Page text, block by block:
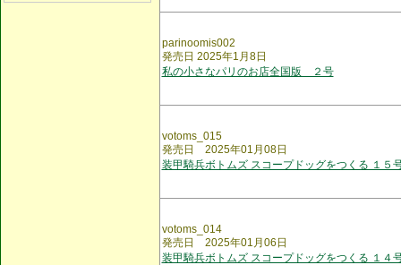
parinoomis002
発売日 2025年1月8日
私の小さなパリのお店全国版 ２号
votoms_015
発売日 2025年01月08日
装甲騎兵ボトムズ スコープドッグをつくる １５
votoms_014
発売日 2025年01月06日
装甲騎兵ボトムズ スコープドッグをつくる １４